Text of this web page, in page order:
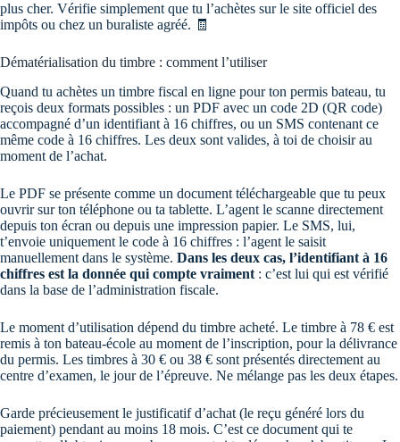
plus cher. Vérifie simplement que tu l’achètes sur le site officiel des
impôts ou chez un buraliste agréé. 🧾
Dématérialisation du timbre : comment l’utiliser
Quand tu achètes un timbre fiscal en ligne pour ton permis bateau, tu
reçois deux formats possibles : un PDF avec un code 2D (QR code)
accompagné d’un identifiant à 16 chiffres, ou un SMS contenant ce
même code à 16 chiffres. Les deux sont valides, à toi de choisir au
moment de l’achat.
Le PDF se présente comme un document téléchargeable que tu peux
ouvrir sur ton téléphone ou ta tablette. L’agent le scanne directement
depuis ton écran ou depuis une impression papier. Le SMS, lui,
t’envoie uniquement le code à 16 chiffres : l’agent le saisit
manuellement dans le système. Dans les deux cas, l’identifiant à 16
chiffres est la donnée qui compte vraiment : c’est lui qui est vérifié
dans la base de l’administration fiscale.
Le moment d’utilisation dépend du timbre acheté. Le timbre à 78 € est
remis à ton bateau-école au moment de l’inscription, pour la délivrance
du permis. Les timbres à 30 € ou 38 € sont présentés directement au
centre d’examen, le jour de l’épreuve. Ne mélange pas les deux étapes.
Garde précieusement le justificatif d’achat (le reçu généré lors du
paiement) pendant au moins 18 mois. C’est ce document qui te